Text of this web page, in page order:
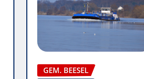
GEM. BEESEL